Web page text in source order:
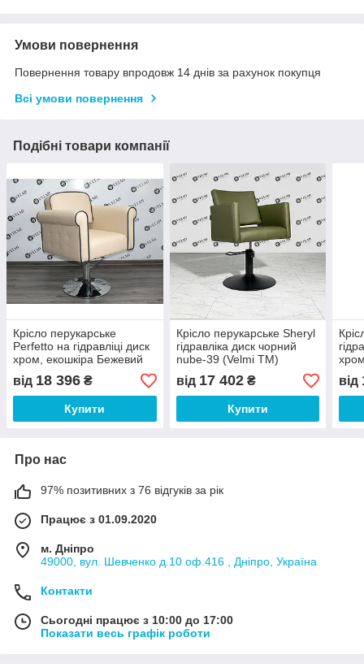
Умови повернення
Повернення товару впродовж 14 днів за рахунок покупця
Всі умови повернення
Подібні товари компанії
Крісло перукарське
Perfetto на гідравліці диск
хром, екошкіра Бежевий
кант чорний (VelmiTM)
від 18 396 ₴
Купити
Крісло перукарське Sheryl
гідравліка диск чорний
nube-39 (Velmi TM)
від 17 402₴
Купити
від
Про нас
97% позитивних з 76 відгуків за рік
Працює з 01.09.2020
м. Дніпро
49000, вул. Шевченко д.10 оф.416 , Дніпро, Україна
Контакти
Сьогодні працює з 10:00 до 17:00
Показати весь графік роботи